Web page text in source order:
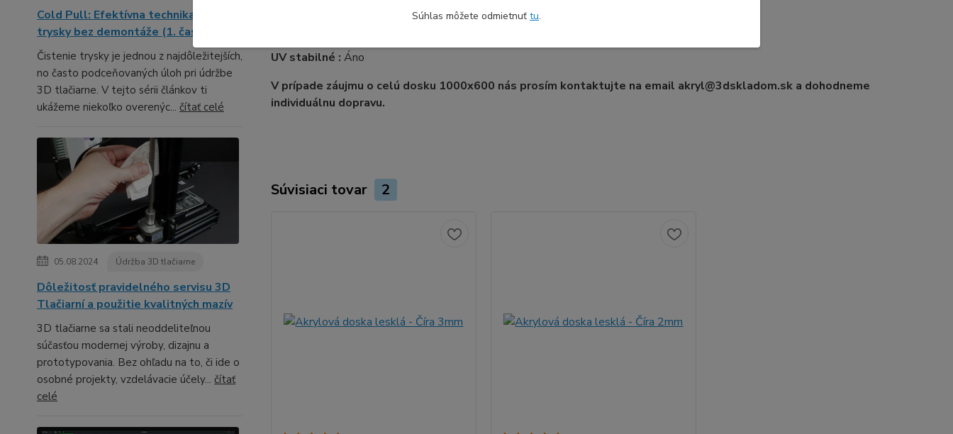
Cold Pull: Efektívna technika čistenia
trysky bez demontáže (1. časť série)
Čistenie trysky je jednou z najdôležitejších,
no často podceňovaných úloh pri údržbe
3D tlačiarne. V tejto sérii článkov ti
ukážeme niekoľko overenýc... čítať celé
05.08.2024 Údržba 3D tlačiarne
Dôležitosť pravidelného servisu 3D
Tlačiarní a použitie kvalitných mazív
3D tlačiarne sa stali neoddeliteľnou
súčasťou modernej výroby, dizajnu a
prototypovania. Bez ohľadu na to, či ide o
osobné projekty, vzdelávacie účely... čítať
celé
UV stabilné : Áno
V prípade záujmu o celú dosku 1000x600 nás prosím kontaktujte na email akryl@3dskladom.sk a dohodneme
individuálnu dopravu.
Súvisiaci tovar 2
Súhlas môžete odmietnuť tu.